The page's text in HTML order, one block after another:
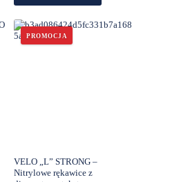
PROMOCJA
VELO „L” STRONG –
Nitrylowe rękawice z